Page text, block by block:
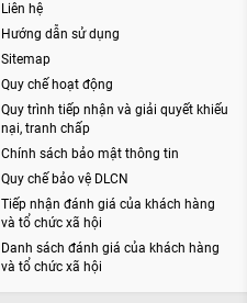
Liên hệ
Hướng dẫn sử dụng
Sitemap
Quy chế hoạt động
Quy trình tiếp nhận và giải quyết khiếu
nại, tranh chấp
Chính sách bảo mật thông tin
Quy chế bảo vệ DLCN
Tiếp nhận đánh giá của khách hàng
và tổ chức xã hội
Danh sách đánh giá của khách hàng
và tổ chức xã hội